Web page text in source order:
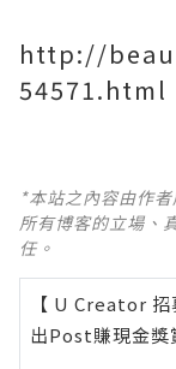
http://
54571.html
*本站之內容由作
所有博客的立場、
任。
【 U Creator 招
出Post賺現金獎